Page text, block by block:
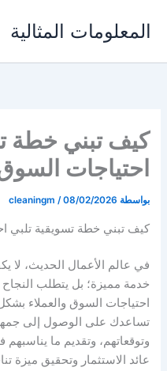
المعلومات المثالية
كيف تبني خطة
احتياجات
بواسطة cleaningm /08/02/2026
كيف تبني خطة تسويقية تلبي
في عالم الأعمال الحديث، لا
خدمة مميزة؛ بل يتطلب
احتياجات السوق والعملاء
تساعدك على الوصول إلى
وتوقعاتهم، وتقديم ما
عائد الاستثمار وتحقيق ميزة